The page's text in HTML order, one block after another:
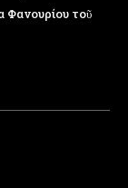
Φανουρίου τοῦ